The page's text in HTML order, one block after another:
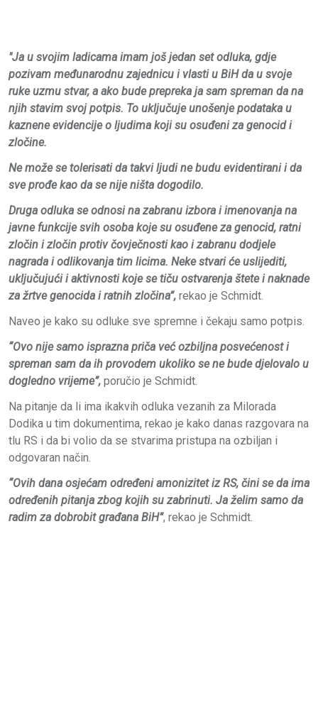
"Ja u svojim ladicama imam još jedan set odluka, gdje
pozivam međunarodnu zajednicu i vlasti u BiH da u svoje
ruke uzmu stvar, a ako bude prepreka ja sam spreman da na
njih stavim svoj potpis. To uključuje unošenje podataka u
kaznene evidencije o ljudima koji su osuđeni za genocid i
zločine.
Ne može se tolerisati da takvi ljudi ne budu evidentirani i da
sve prođe kao da se nije ništa dogodilo.
Druga odluka se odnosi na zabranu izbora i imenovanja na
javne funkcije svih osoba koje su osuđene za genocid, ratni
zločin i zločin protiv čovječnosti kao i zabranu dodjele
nagrada i odlikovanja tim licima. Neke stvari će uslijediti,
uključujući i aktivnosti koje se tiču ostvarenja štete i naknade
za žrtve genocida i ratnih zločina”, rekao je Schmidt.
Naveo je kako su odluke sve spremne i čekaju samo potpis.
“Ovo nije samo isprazna priča već ozbiljna posvećenost i
spreman sam da ih provodem ukoliko se ne bude djelovalo u
dogledno vrijeme”, poručio je Schmidt.
Na pitanje da li ima ikakvih odluka vezanih za Milorada
Dodika u tim dokumentima, rekao je kako danas razgovara na
tlu RS i da bi volio da se stvarima pristupa na ozbiljan i
odgovaran način.
“Ovih dana osjećam određeni amonizitet iz RS, čini se da ima
određenih pitanja zbog kojih su zabrinuti. Ja želim samo da
radim za dobrobit građana BiH”, rekao je Schmidt.